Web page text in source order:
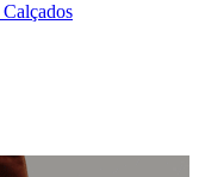
Calçados